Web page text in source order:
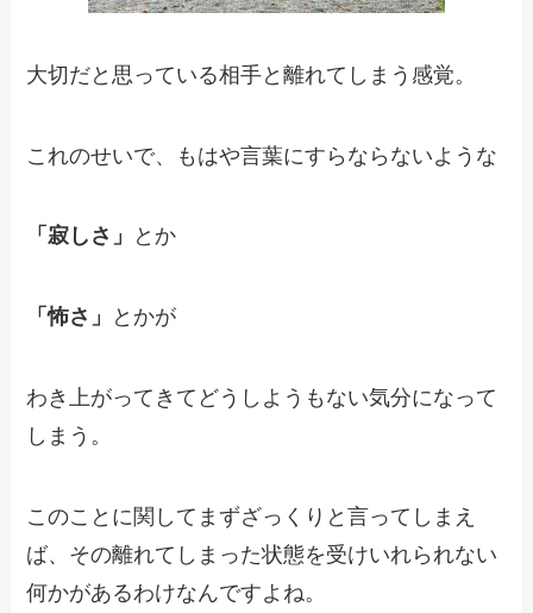
大切だと思っている相手と離れてしまう感覚。
これのせいで、もはや言葉にすらならないような
「寂しさ」 とか
「怖さ」 とかが
わき上がってきてどうしようもない気分になって
しまう。
このことに関してまずざっくりと言ってしまえ
ば、 その離れてしまった状態を受けいれられない
何かがあるわけなんですよね。